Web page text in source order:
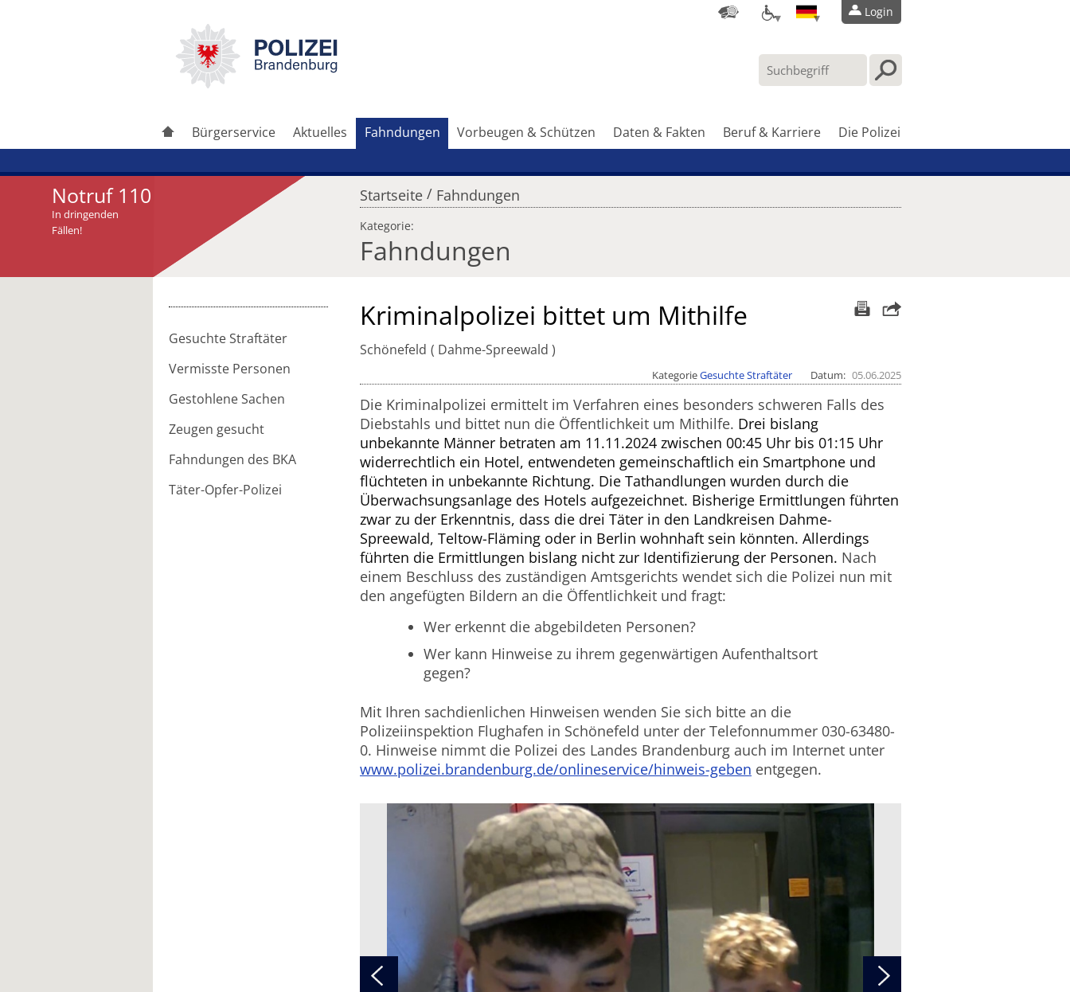
Login
Bürgerservice Aktuelles Fahndungen Vorbeugen & Schützen Daten & Fakten Beruf & Karriere Die Polizei
Notruf 110
In dringenden
Fällen!
Startseite / Fahndungen
Kategorie:
Fahndungen
Gesuchte Straftäter
Vermisste Personen
Gestohlene Sachen
Zeugen gesucht
Fahndungen des BKA
Täter-Opfer-Polizei
Artikel weiterleiten Kriminalpolizei bittet um Mithilfe
Schönefeld Dahme-Spreewald
KategorieGesuchte Straftäter Datum 05.06.2025
Die Kriminalpolizei ermittelt im Verfahren eines besonders schweren Falls des
Diebstahls und bittet nun die Öffentlichkeit um Mithilfe. Drei bislang
unbekannte Männer betraten am 11.11.2024 zwischen 00:45 Uhr bis 01:15 Uhr
widerrechtlich ein Hotel, entwendeten gemeinschaftlich ein Smartphone und
flüchteten in unbekannte Richtung. Die Tathandlungen wurden durch die
Überwachsungsanlage des Hotels aufgezeichnet. Bisherige Ermittlungen führten
zwar zu der Erkenntnis, dass die drei Täter in den Landkreisen Dahme-
Spreewald, Teltow-Fläming oder in Berlin wohnhaft sein könnten. Allerdings
führten die Ermittlungen bislang nicht zur Identifizierung der Personen. Nach
einem Beschluss des zuständigen Amtsgerichts wendet sich die Polizei nun mit
den angefügten Bildern an die Öffentlichkeit und fragt:
Wer erkennt die abgebildeten Personen?
Wer kann Hinweise zu ihrem gegenwärtigen Aufenthaltsort
gegen?
Mit Ihren sachdienlichen Hinweisen wenden Sie sich bitte an die
Polizeiinspektion Flughafen in Schönefeld unter der Telefonnummer 030-63480-
0. Hinweise nimmt die Polizei des Landes Brandenburg auch im Internet unter
www.polizei.brandenburg.de/onlineservice/hinweis-geben entgegen.